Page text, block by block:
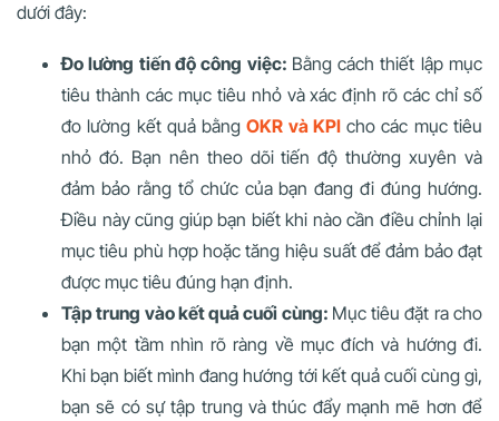
dưới đây:
Đo lường tiến độ công việc: Bằng cách thiết lập mục
tiêu thành các mục tiêu nhỏ và xác định rõ các chỉ số
đo lường kết quả bằngOKR và KPIcho các mục tiêu
nhỏ đó. Bạn nên theo dõi tiến độ thường xuyên và
đảm bảo rằng tổ chức của bạn đang đi đúng hướng.
Điều này cũng giúp bạn biết khi nào cần điều chỉnh lại
mục tiêu phù hợp hoặc tăng hiệu suất để đảm bảo đạt
được mục tiêu đúng hạn định.
Tập trung vào kết quả cuối cùng: Mục tiêu đặt ra cho
bạn một tầm nhìn rõ ràng về mục đích và hướng đi.
Khi bạn biết mình đang hướng tới kết quả cuối cùng gì,
bạn sẽ có sự tập trung và thúc đẩy mạnh mẽ hơn để